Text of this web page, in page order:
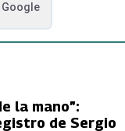
la mano”:
de Sergio